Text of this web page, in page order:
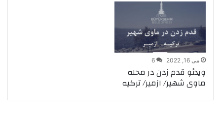
می 16, 2022 6
ویدئو قدم زدن در محله
ماوی شهیر/ ازمیر/ ترکیه